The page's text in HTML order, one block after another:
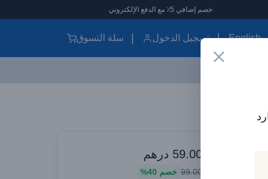
خصم إضافي 5٪ مع الدفع الإلكتروني
English تسجيل الدخول سلة التسوق
59.00 درهم
99.00 خصم 40%